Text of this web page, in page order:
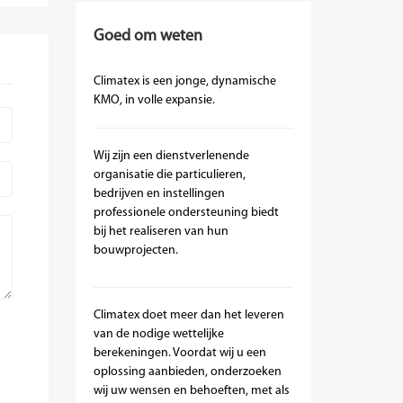
Goed om weten
Climatex is een jonge, dynamische
KMO, in volle expansie.
Wij zijn een dienstverlenende
organisatie die particulieren,
bedrijven en instellingen
professionele ondersteuning biedt
bij het realiseren van hun
bouwprojecten.
Climatex doet meer dan het leveren
van de nodige wettelijke
berekeningen. Voordat wij u een
oplossing aanbieden, onderzoeken
wij uw wensen en behoeften, met als